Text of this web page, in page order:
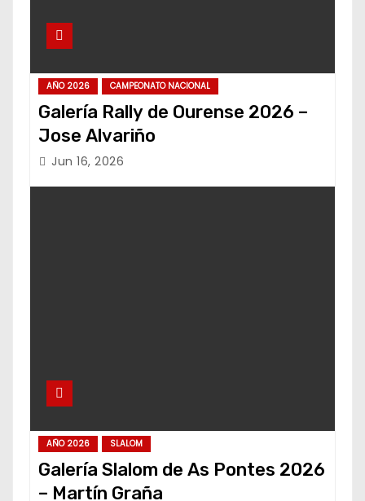
AÑO 2026 CAMPEONATO NACIONAL
Galería Rally de Ourense 2026 –
Jose Alvariño
Jun 16, 2026
AÑO 2026 SLALOM
Galería Slalom de As Pontes 2026
– Martín Graña